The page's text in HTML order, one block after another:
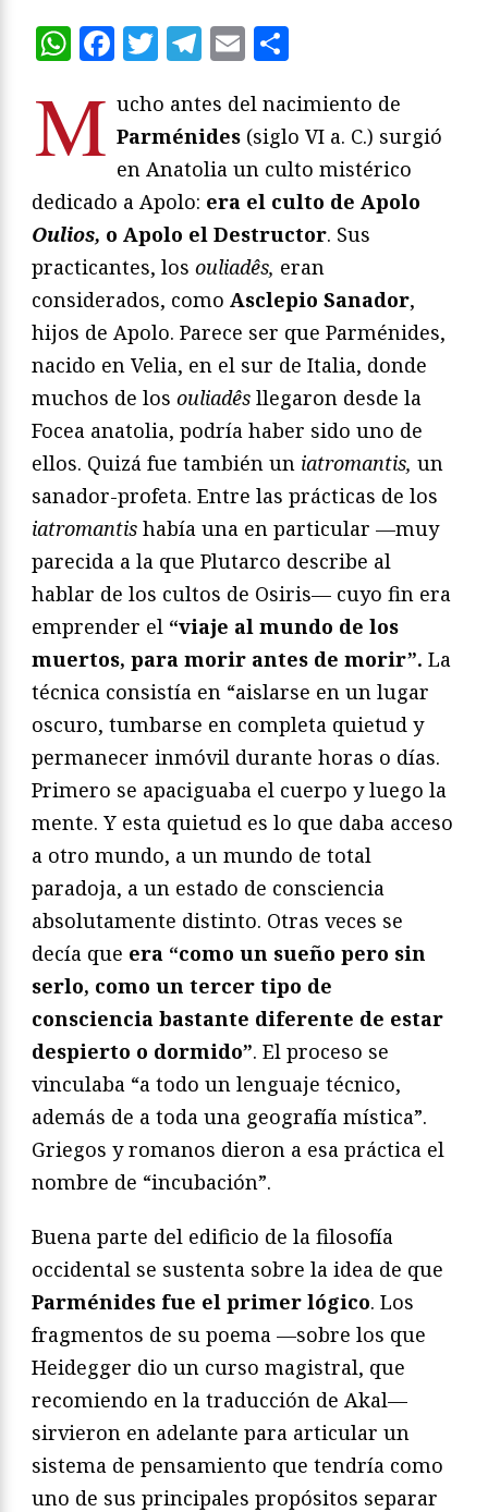
WhatsApp
Facebook
Twitter
Telegram
Email
M ucho antes del nacimiento de
Parménides (siglo VI a. C.) surgió
en Anatolia un culto mistérico
dedicado a Apolo: era el culto de Apolo
Oulios, o Apolo el Destructor. Sus
practicantes, los ouliadês, eran
considerados, como Asclepio Sanador,
hijos de Apolo. Parece ser que Parménides,
nacido en Velia, en el sur de Italia, donde
muchos de los ouliadês llegaron desde la
Focea anatolia, podría haber sido uno de
ellos. Quizá fue también un iatromantis, un
sanador-profeta. Entre las prácticas de los
iatromantis había una en particular —muy
parecida a la que Plutarco describe al
hablar de los cultos de Osiris— cuyo fin era
emprender el “viaje al mundo de los
muertos, para morir antes de morir”. La
técnica consistía en “aislarse en un lugar
oscuro, tumbarse en completa quietud y
permanecer inmóvil durante horas o días.
Primero se apaciguaba el cuerpo y luego la
mente. Y esta quietud es lo que daba acceso
a otro mundo, a un mundo de total
paradoja, a un estado de consciencia
absolutamente distinto. Otras veces se
decía que era “como un sueño pero sin
serlo, como un tercer tipo de
consciencia bastante diferente de estar
despierto o dormido”. El proceso se
vinculaba “a todo un lenguaje técnico,
además de a toda una geografía mística”.
Griegos y romanos dieron a esa práctica el
nombre de “incubación”.
Buena parte del edificio de la filosofía
occidental se sustenta sobre la idea de que
Parménides fue el primer lógico. Los
fragmentos de su poema —sobre los que
Heidegger dio un curso magistral, que
recomiendo en la traducción de Akal—
sirvieron en adelante para articular un
sistema de pensamiento que tendría como
uno de sus principales propósitos separar